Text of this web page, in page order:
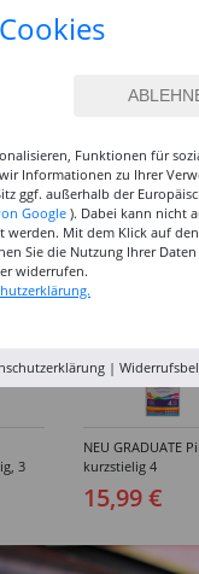
3
NEU GRADUATE
kurzstielig 4
15,99 €
Funktionen für
Informationen zu Ihrer
ggf. außerhalb der
Google ). Dabei kann nicht
Mit dem Klick auf
Sie die Nutzung Ihrer
widerrufen.
|